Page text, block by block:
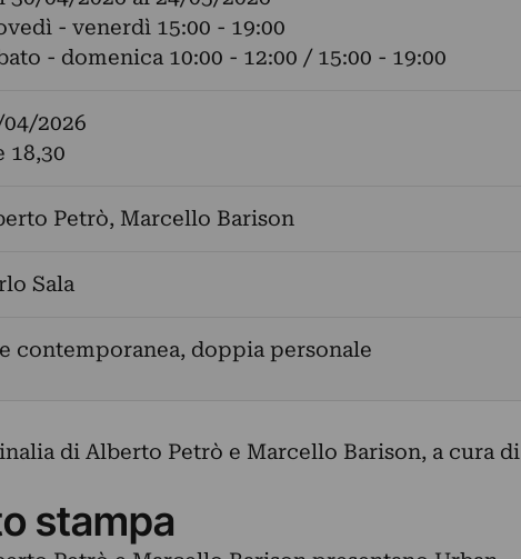
- venerdì 15:00 - 19:00
- domenica 10:00 - 12:00 / 15:00 - 19:00
2026
18,30
Petrò, Marcello Barison
Sala
contemporanea, doppia personale
di Alberto Petrò e Marcello Barison, a cura di
stampa